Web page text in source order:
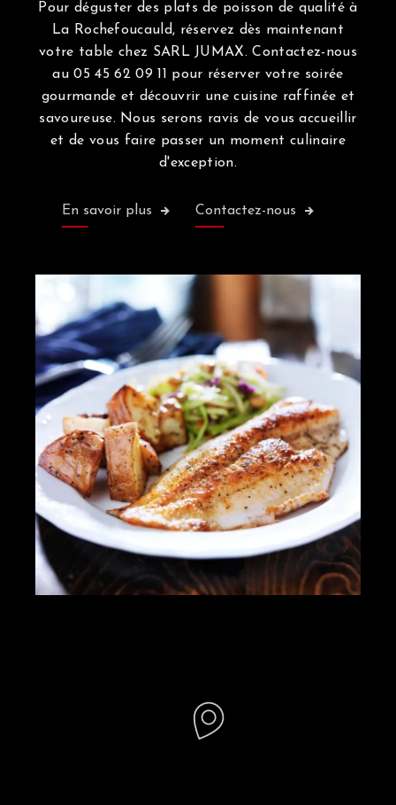
Pour déguster des plats de poisson de qualité à
La Rochefoucauld, réservez dès maintenant
votre table chez SARL JUMAX. Contactez-nous
au 05 45 62 09 11 pour réserver votre soirée
gourmande et découvrir une cuisine raffinée et
savoureuse. Nous serons ravis de vous accueillir
et de vous faire passer un moment culinaire
d'exception.
En savoir plus Contactez-nous